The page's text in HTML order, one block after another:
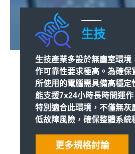
生技
生技產業多設於無塵室環境
作可靠性要求極高。為確保
所使用的電腦需具備高穩定
能支援7x24小時長時間運
特別適合此環境，不僅無灰
低故障風險，確保整體系統
更多規格討論